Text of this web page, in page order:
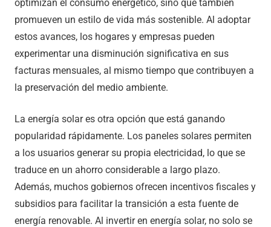
optimizan el consumo energético, sino que también
promueven un estilo de vida más sostenible. Al adoptar
estos avances, los hogares y empresas pueden
experimentar una disminución significativa en sus
facturas mensuales, al mismo tiempo que contribuyen a
la preservación del medio ambiente.
La energía solar es otra opción que está ganando
popularidad rápidamente. Los paneles solares permiten
a los usuarios generar su propia electricidad, lo que se
traduce en un ahorro considerable a largo plazo.
Además, muchos gobiernos ofrecen incentivos fiscales y
subsidios para facilitar la transición a esta fuente de
energía renovable. Al invertir en energía solar, no solo se